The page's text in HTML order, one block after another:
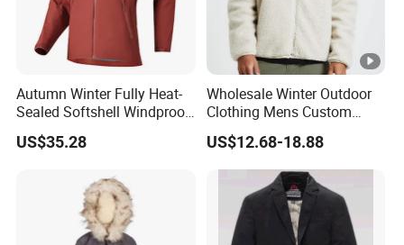
Autumn Winter Fully Heat-
Sealed Softshell Windproof
Waterproof Outdoor
Streetwear Bomber Jacket
US$35.28
Wholesale Winter Outdoor
Clothing Mens Custom
Logo Sherpa Jacquard
Trapstar Fleece Jacket
US$12.68-18.88